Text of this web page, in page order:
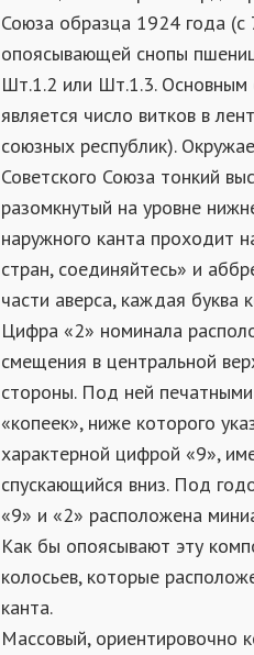
Союза образца 1924 года (с
опоясывающей снопы
Шт.1.2 или Шт.1.3. Основным
является число витков в
союзных республик).
Советского Союза тонкий
разомкнутый на уровне
наружного канта проходит
стран, соединяйтесь» и
части аверса, каждая буква
Цифра «2» номинала
смещения в центральной
стороны. Под ней
«копеек», ниже которого
характерной цифрой «9»,
спускающийся вниз. Под
«9» и «2» расположена
Как бы опоясывают эту
колосьев, которые
канта.
Массовый, ориентировочно